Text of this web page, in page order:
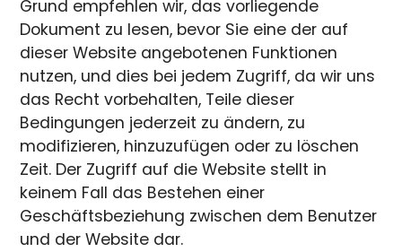
Grund empfehlen wir, das vorliegende
Dokument zu lesen, bevor Sie eine der auf
dieser Website angebotenen Funktionen
nutzen, und dies bei jedem Zugriff, da wir uns
das Recht vorbehalten, Teile dieser
Bedingungen jederzeit zu ändern, zu
modifizieren, hinzuzufügen oder zu löschen
Zeit. Der Zugriff auf die Website stellt in
keinem Fall das Bestehen einer
Geschäftsbeziehung zwischen dem Benutzer
und der Website dar.